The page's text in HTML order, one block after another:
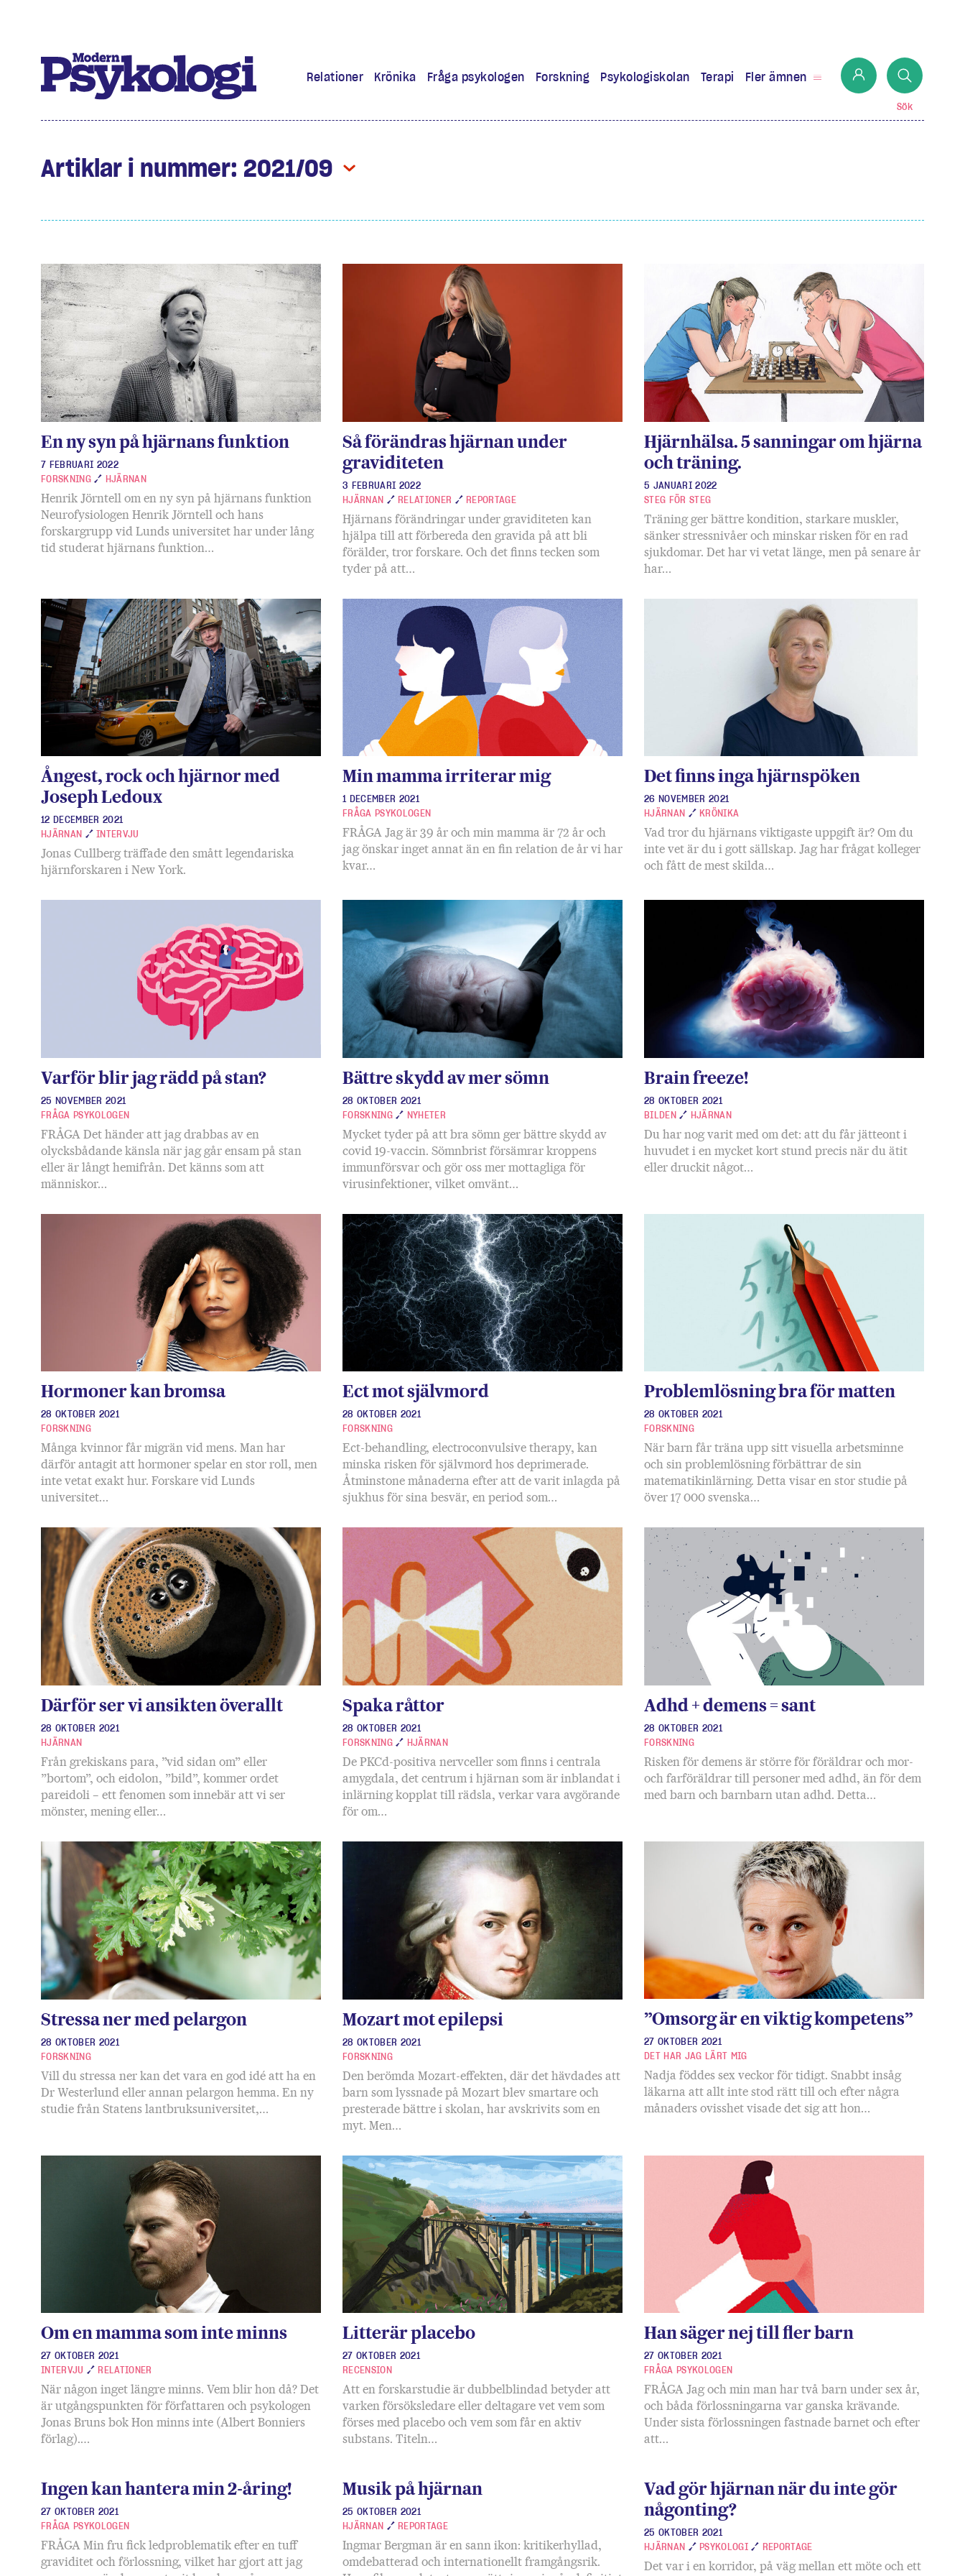
Relationer Krönika Fråga psykologen Forskning Psykologiskolan Terapi Fler ämnen
Sök
Prenumerera
Det har jag lärt mig
Hjärnan
Intervju
Steg för steg
Artiklar i nummer: 2021/09
En ny syn på hjärnans funktion
7 FEBRUARI 2022
FORSKNING
HJÄRNAN
Henrik Jörntell om en ny syn på hjärnans funktion
Neurofysiologen Henrik Jörntell och hans
forskargrupp vid Lunds universitet har under lång
tid studerat hjärnans funktion…
Så förändras hjärnan under
graviditeten
3 FEBRUARI 2022
HJÄRNAN
RELATIONER REPORTAGE
Hjärnans förändringar under graviditeten kan
hjälpa till att förbereda den gravida på att bli
förälder, tror forskare. Och det finns tecken som
tyder på att…
Hjärnhälsa. 5 sanningar om hjärna
och träning.
5 JANUARI 2022
STEG FÖR STEG
Träning ger bättre kondition, starkare muskler,
sänker stressnivåer och minskar risken för en rad
sjukdomar. Det har vi vetat länge, men på senare år
har…
Ångest, rock och hjärnor med
Joseph Ledoux
12 DECEMBER 2021
HJÄRNAN
INTERVJU
Jonas Cullberg träffade den smått legendariska
hjärnforskaren i New York.
Min mamma irriterar mig
1 DECEMBER 2021
FRÅGA PSYKOLOGEN
FRÅGA Jag är 39 år och min mamma är 72 år och
jag önskar inget annat än en fin relation de år vi har
kvar…
Det finns inga hjärnspöken
26 NOVEMBER 2021
HJÄRNAN
KRÖNIKA
Vad tror du hjärnans viktigaste uppgift är? Om du
inte vet är du i gott sällskap. Jag har frågat kolleger
och fått de mest skilda…
Varför blir jag rädd på stan?
25 NOVEMBER 2021
FRÅGA PSYKOLOGEN
FRÅGA Det händer att jag drabbas av en
olycksbådande känsla när jag går ensam på stan
eller är långt hemifrån. Det känns som att
människor…
Bättre skydd av mer sömn
28 OKTOBER 2021
FORSKNING
NYHETER
Mycket tyder på att bra sömn ger bättre skydd av
covid 19-vaccin. Sömnbrist försämrar kroppens
immunförsvar och gör oss mer mottagliga för
virusinfektioner, vilket omvänt…
Brain freeze!
28 OKTOBER 2021
BILDEN
HJÄRNAN
Du har nog varit med om det: att du får jätteont i
huvudet i en mycket kort stund precis när du ätit
eller druckit något…
Hormoner kan bromsa
28 OKTOBER 2021
FORSKNING
Många kvinnor får migrän vid mens. Man har
därför antagit att hormoner spelar en stor roll, men
inte vetat exakt hur. Forskare vid Lunds
universitet…
Ect mot självmord
28 OKTOBER 2021
FORSKNING
Ect-behandling, electroconvulsive therapy, kan
minska risken för självmord hos deprimerade.
Åtminstone månaderna efter att de varit inlagda på
sjukhus för sina besvär, en period som…
Problemlösning bra för matten
28 OKTOBER 2021
FORSKNING
När barn får träna upp sitt visuella arbetsminne
och sin problemlösning förbättrar de sin
matematikinlärning. Detta visar en stor studie på
över 17 000 svenska…
Därför ser vi ansikten överallt
28 OKTOBER 2021
HJÄRNAN
Från grekiskans para, ”vid sidan om” eller
”bortom”, och eidolon, ”bild”, kommer ordet
pareidoli – ett fenomen som innebär att vi ser
mönster, mening eller…
Spaka råttor
28 OKTOBER 2021
FORSKNING
HJÄRNAN
De PKCd-positiva nervceller som finns i centrala
amygdala, det centrum i hjärnan som är inblandat i
inlärning kopplat till rädsla, verkar vara avgörande
för om…
Adhd + demens = sant
28 OKTOBER 2021
FORSKNING
Risken för demens är större för föräldrar och mor-
och farföräldrar till personer med adhd, än för dem
med barn och barnbarn utan adhd. Detta…
Stressa ner med pelargon
28 OKTOBER 2021
FORSKNING
Vill du stressa ner kan det vara en god idé att ha en
Dr Westerlund eller annan pelargon hemma. En ny
studie från Statens lantbruksuniversitet,…
Mozart mot epilepsi
28 OKTOBER 2021
FORSKNING
Den berömda Mozart-effekten, där det hävdades att
barn som lyssnade på Mozart blev smartare och
presterade bättre i skolan, har avskrivits som en
myt. Men…
”Omsorg är en viktig kompetens”
27 OKTOBER 2021
DET HAR JAG LÄRT MIG
Nadja föddes sex veckor för tidigt. Snabbt insåg
läkarna att allt inte stod rätt till och efter några
månaders ovisshet visade det sig att hon…
Om en mamma som inte minns
27 OKTOBER 2021
INTERVJU
RELATIONER
När någon inget längre minns. Vem blir hon då? Det
är utgångspunkten för författaren och psykologen
Jonas Bruns bok Hon minns inte (Albert Bonniers
förlag).…
Litterär placebo
27 OKTOBER 2021
RECENSION
Att en forskarstudie är dubbelblindad betyder att
varken försöksledare eller deltagare vet vem som
förses med placebo och vem som får en aktiv
substans. Titeln…
Han säger nej till fler barn
27 OKTOBER 2021
FRÅGA PSYKOLOGEN
FRÅGA Jag och min man har två barn under sex år,
och båda förlossningarna var ganska krävande.
Under sista förlossningen fastnade barnet och efter
att…
Ingen kan hantera min 2-åring!
27 OKTOBER 2021
FRÅGA PSYKOLOGEN
FRÅGA Min fru fick ledproblematik efter en tuff
graviditet och förlossning, vilket har gjort att jag
Musik på hjärnan
25 OKTOBER 2021
HJÄRNAN
REPORTAGE
Ingmar Bergman är en sann ikon: kritikerhyllad,
omdebatterad och internationellt framgångsrik.
Vad gör hjärnan när du inte gör
någonting?
25 OKTOBER 2021
HJÄRNAN
PSYKOLOGI REPORTAGE
Det var i en korridor, på väg mellan ett möte och ett